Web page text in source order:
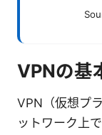
VPNの基
VPN（仮想プ
ットワーク上